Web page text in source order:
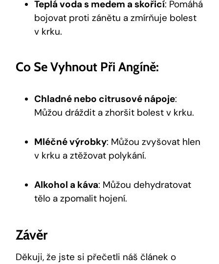
Teplá voda s medem a skořicí: Pomáhá
bojovat proti zánětu a zmírňuje bolest
v krku.
Co Se Vyhnout Při Angíně:
Chladné nebo citrusové nápoje:
Můžou dráždit a zhoršit bolest v krku.
Mléčné výrobky: Můžou zvyšovat hlen
v krku a ztěžovat polykání.
Alkohol a káva: Můžou dehydratovat
tělo a zpomalit hojení.
Závěr
Děkuji, že jste si přečetli náš článek o